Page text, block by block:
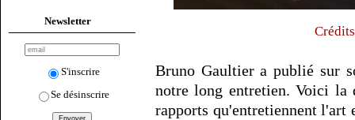
Newsletter
S'inscrire
Se désinscrire
Bruno Gaultier a publié sur
notre long entretien. Voici la
rapports qu'entretiennent l'art